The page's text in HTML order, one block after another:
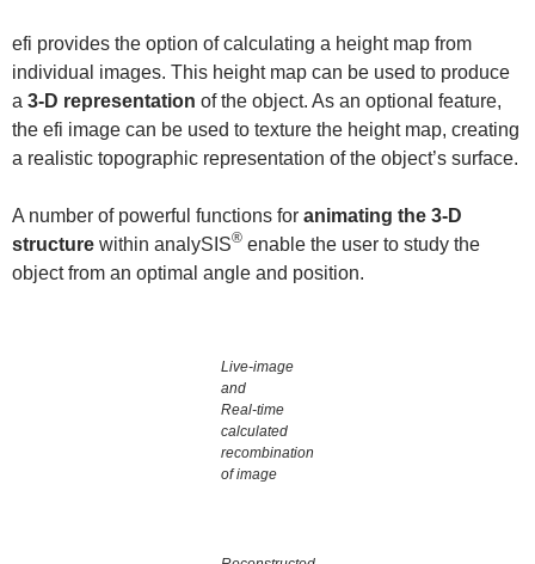
efi provides the option of calculating a height map from
individual images. This height map can be used to produce
a 3-D representation of the object. As an optional feature,
the efi image can be used to texture the height map, creating
a realistic topographic representation of the object’s surface.
A number of powerful functions for animating the 3-D
structure within analySIS® enable the user to study the
object from an optimal angle and position.
Live-image
and
Real-time
calculated
recombination
of image